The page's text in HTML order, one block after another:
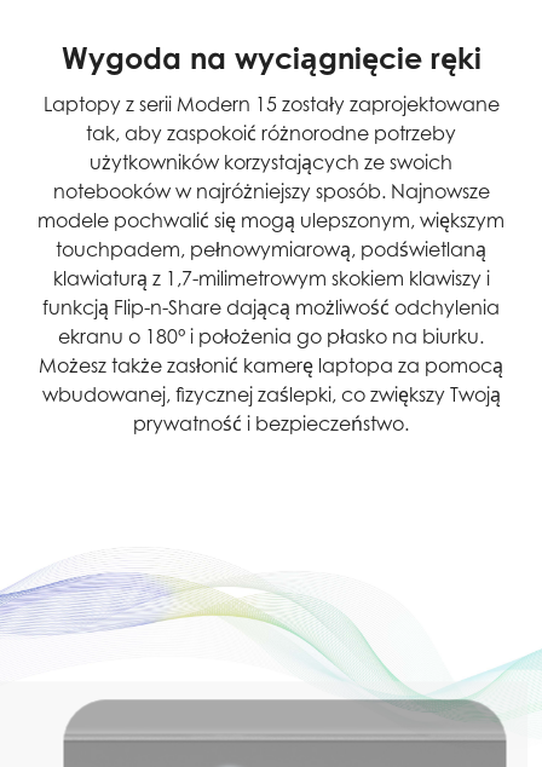
Wygoda na wyciągnięcie ręki
Laptopy z serii Modern 15 zostały zaprojektowane
tak, aby zaspokoić różnorodne potrzeby
użytkowników korzystających ze swoich
notebooków w najróżniejszy sposób. Najnowsze
modele pochwalić się mogą ulepszonym, większym
touchpadem, pełnowymiarową, podświetlaną
klawiaturą z 1,7-milimetrowym skokiem klawiszy i
funkcją Flip-n-Share dającą możliwość odchylenia
ekranu o 180° i położenia go płasko na biurku.
Możesz także zasłonić kamerę laptopa za pomocą
wbudowanej, fizycznej zaślepki, co zwiększy Twoją
prywatność i bezpieczeństwo.